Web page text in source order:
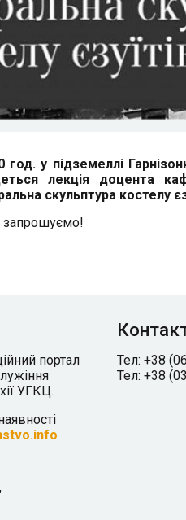
год. у підземеллі
лекція доцента
скульптура костелу
запрошуємо!
портал
УГКЦ.
Тел: +38
Тел: +38